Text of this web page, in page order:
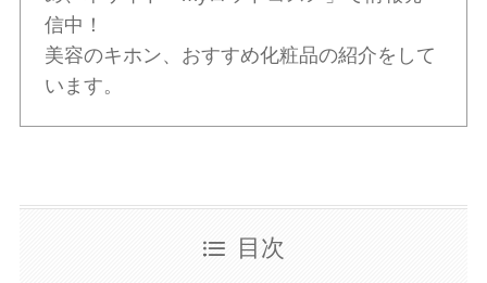
信中！
美容のキホン、おすすめ化粧品の紹介をして
います。
目次